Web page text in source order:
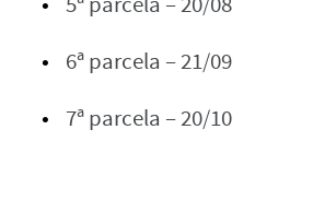
6ª parcela – 21/09
7ª parcela – 20/10